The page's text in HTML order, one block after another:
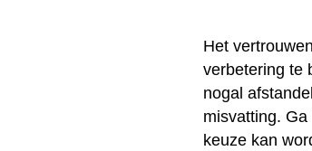
Het
verbetering te
nogal
misvatting.
keuze kan